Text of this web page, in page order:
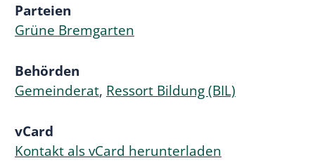
Parteien
Grüne Bremgarten
Behörden
Gemeinderat, Ressort Bildung (BIL)
vCard
Kontakt als vCard herunterladen